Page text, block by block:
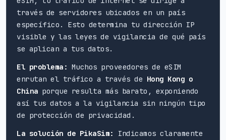
través de servidores ubicados en un país
específico. Esto determina tu dirección IP
visible y las leyes de vigilancia de qué país
se aplican a tus datos.
El problema: Muchos proveedores de eSIM
enrutan el tráfico a través de Hong Kong o
China porque resulta más barato, exponiendo
así tus datos a la vigilancia sin ningún tipo
de protección de privacidad.
La solución de PikaSim:
Indicamos claramente